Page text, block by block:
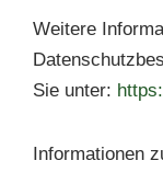
Weitere
Sie unter:
Informationen